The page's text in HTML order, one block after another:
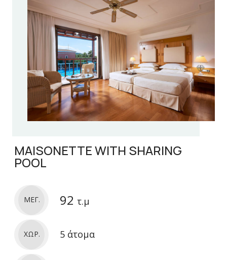
MAISONETTE WITH SHARING
POOL
ΜΕΓ. 92 τ.μ
ΧΩΡ. 5 άτομα